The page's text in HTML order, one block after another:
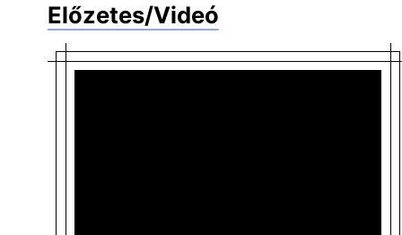
Előzetes/Videó